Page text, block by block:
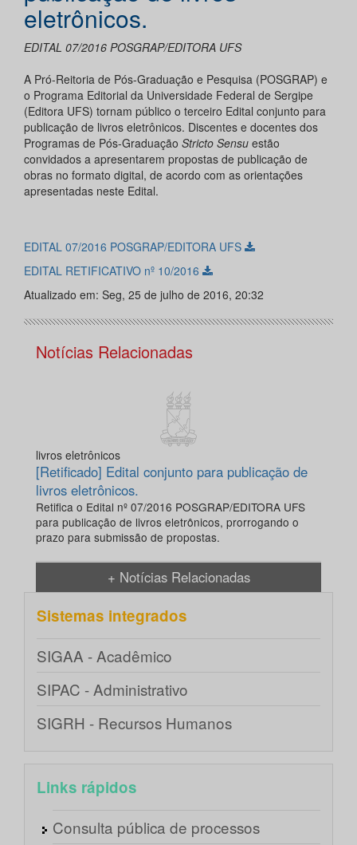
eletrônicos.
EDITAL 07/2016 POSGRAP/EDITORA UFS
A Pró-Reitoria de Pós-Graduação e Pesquisa (POSGRAP) e
o Programa Editorial da Universidade Federal de Sergipe
(Editora UFS) tornam público o terceiro Edital conjunto para
publicação de livros eletrônicos. Discentes e docentes dos
Programas de Pós-Graduação Stricto Sensu estão
convidados a apresentarem propostas de publicação de
obras no formato digital, de acordo com as orientações
apresentadas neste Edital.
EDITAL 07/2016 POSGRAP/EDITORA UFS
EDITAL RETIFICATIVO nº 10/2016
Atualizado em: Seg, 25 de julho de 2016, 20:32
Notícias Relacionadas
livros eletrônicos
[Retificado] Edital conjunto para publicação de
livros eletrônicos.
Retifica o Edital nº 07/2016 POSGRAP/EDITORA UFS
para publicação de livros eletrônicos, prorrogando o
prazo para submissão de propostas.
+ Notícias Relacionadas
Sistemas integrados
SIGAA - Acadêmico
SIPAC - Administrativo
SIGRH - Recursos Humanos
Links rápidos
Consulta pública de processos